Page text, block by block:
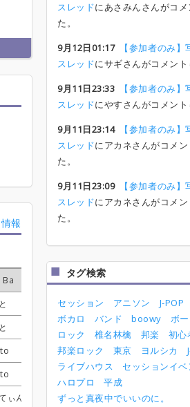
報
Ba Dr Key
じゅんたろー あさみん
紫三七 滉
あさみん
じゅんたろー
サギ
じゅんたろー
サギ
ぃん さめしょー
あさみん
Ba Dr Key
じゅんたろー あさみん
紫三七 滉
あさみん
じゅんたろー
サギ
じゅんたろー
サギ
ぃん さめしょー
あさみん
Ba Dr Key
じゅんたろー あさみん
紫三七 滉
あさみん
じゅんたろー
サギ
じゅんたろー
サギ
ぃん さめしょー
あさみん
Ba Dr Key
じゅんたろー あさみん
紫三七 滉
あさみん
じゅんたろー
サギ
じゅんたろー
サギ
ぃん さめしょー
あさみん
スレッドにあさみんさんがコ
た。
9月12日01:17
【参加者のみ
スレッドにサギさんがコメント
9月11日23:33
【参加者のみ
スレッドにやすさんがコメント
9月11日23:14
【参加者のみ
スレッドにアカネさんがコメン
た。
9月11日23:09
【参加者のみ
スレッドにアカネさんがコメン
た。
タグ検索
セッション アニソン J-POP
ボカロ
バンド boowy
ボ
ロック
椎名林檎 邦楽
初心
邦楽ロック
東京 ヨルシカ
ライブハウス
セッションイベ
ハロプロ
平成
ずっと真夜中でいいのに。